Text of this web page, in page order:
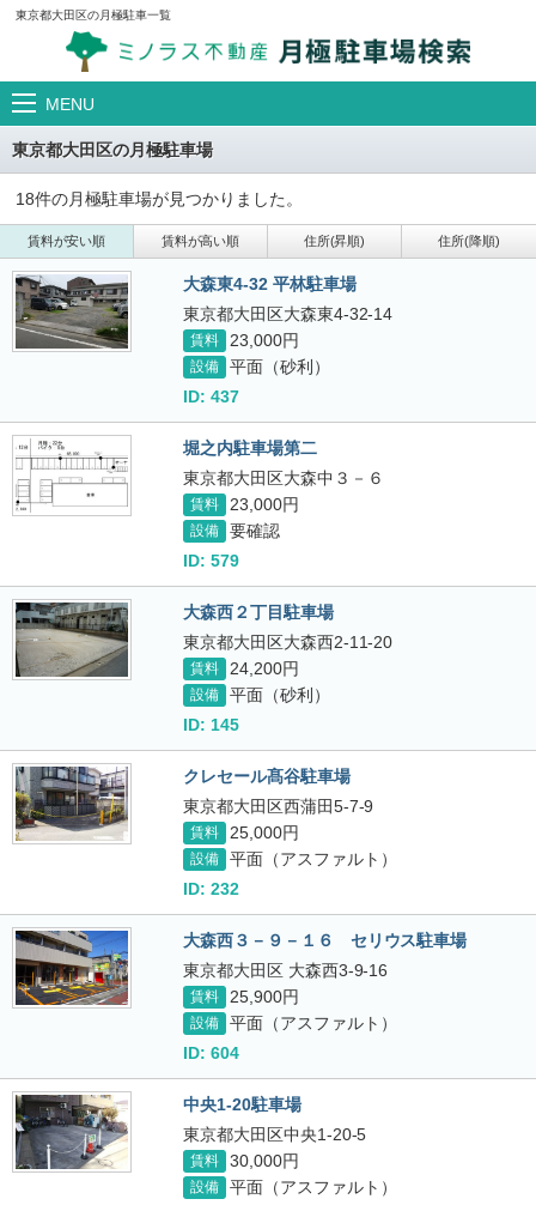
東京都大田区の月極駐車一覧
MENU
東京都大田区の月極駐車場
18件の月極駐車場が見つかりました。
賃料が安い順 賃料が高い順 住所(昇順) 住所(降順)
大森東4-32 平林駐車場
東京都大田区大森東4-32-14
賃料 23,000円
設備
平面（砂利）
ID: 437
堀之内駐車場第二
東京都大田区大森中３－６
賃料 23,000円
設備
要確認
ID: 579
大森西２丁目駐車場
東京都大田区大森西2-11-20
賃料 24,200円
設備
平面（砂利）
ID: 145
クレセール髙谷駐車場
東京都大田区西蒲田5-7-9
賃料 25,000円
設備
平面（アスファルト）
ID: 232
大森西３－９－１６ セリウス駐車場
東京都大田区 大森西3-9-16
賃料 25,900円
設備
平面（アスファルト）
ID: 604
中央1-20駐車場
東京都大田区中央1-20-5
賃料 30,000円
設備
平面（アスファルト）